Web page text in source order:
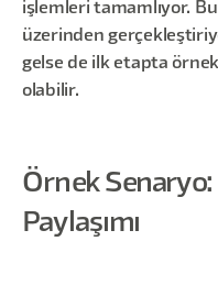
işlemleri tamamlıyor.
üzerinden
gelse de ilk etapta
olabilir.
Örnek
Paylaşımı